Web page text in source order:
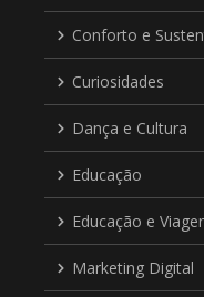
Conforto e
Curiosidades
Dança e Cultura
Educação
Educação e
Marketing Digital